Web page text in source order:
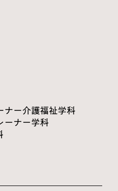
ー介護福祉学科
ナー学科